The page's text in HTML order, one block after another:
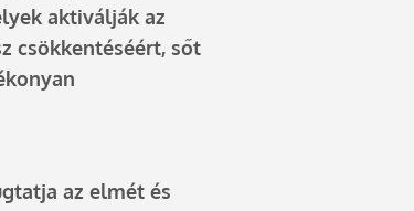
aktiválják az
csökkentéséért, sőt
az elmét és